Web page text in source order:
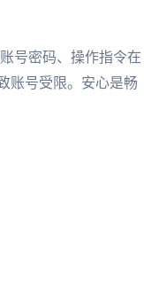
号密码、操作指令在
账号受限。安心是畅